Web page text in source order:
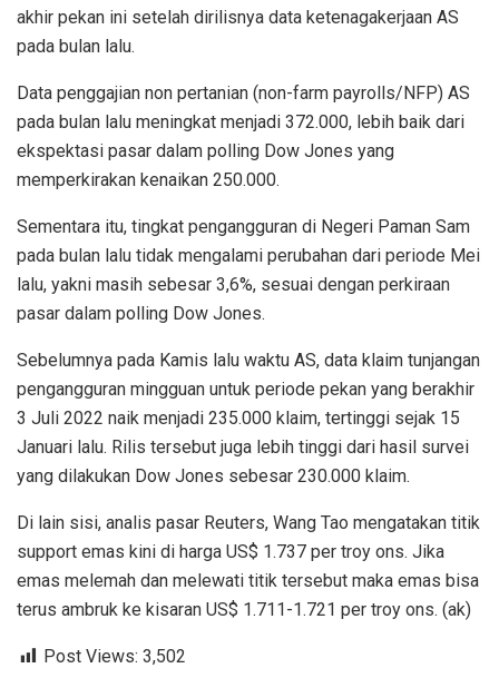
akhir pekan ini setelah dirilisnya data ketenagakerjaan AS
pada bulan lalu.
Data penggajian non pertanian (non-farm payrolls/NFP) AS
pada bulan lalu meningkat menjadi 372.000, lebih baik dari
ekspektasi pasar dalam polling Dow Jones yang
memperkirakan kenaikan 250.000.
Sementara itu, tingkat pengangguran di Negeri Paman Sam
pada bulan lalu tidak mengalami perubahan dari periode Mei
lalu, yakni masih sebesar 3,6%, sesuai dengan perkiraan
pasar dalam polling Dow Jones.
Sebelumnya pada Kamis lalu waktu AS, data klaim tunjangan
pengangguran mingguan untuk periode pekan yang berakhir
3 Juli 2022 naik menjadi 235.000 klaim, tertinggi sejak 15
Januari lalu. Rilis tersebut juga lebih tinggi dari hasil survei
yang dilakukan Dow Jones sebesar 230.000 klaim.
Di lain sisi, analis pasar Reuters, Wang Tao mengatakan titik
support emas kini di harga US$ 1.737 per troy ons. Jika
emas melemah dan melewati titik tersebut maka emas bisa
terus ambruk ke kisaran US$ 1.711-1.721 per troy ons. (ak)
Post Views: 3,502